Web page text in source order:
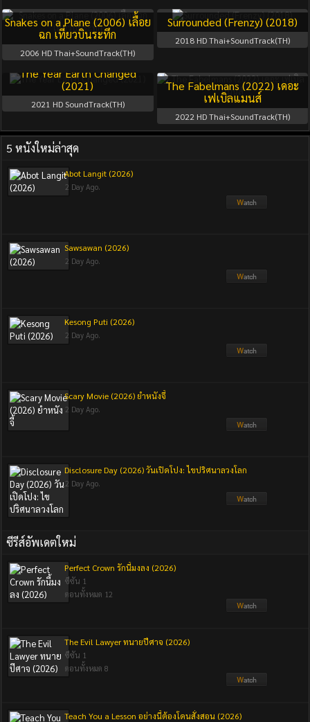
Snakes on a Plane (2006) เลื้อย
ฉก เที่ยวบินระทึก
2006 HD Thai+SoundTrack(TH)
Surrounded (Frenzy) (2018)
2018HD Thai+SoundTrack(TH)
The Year Earth Changed
(2021)
2021 HD SoundTrack(TH)
The Fabelmans (2022) เดอะ
เฟเบิลแมนส์
2022 HD Thai+SoundTrack(TH)
5 หนังใหม่ล่าสุด
Abot Langit (2026)
2 Day Ago.
Sawsawan (2026)
2 Day Ago.
Kesong Puti (2026)
2 Day Ago.
Scary Movie (2026) ยำหนังจี้
2 Day Ago.
Disclosure Day (2026) วันเปิดโปง: ไขปริศนาลวงโลก
2 Day Ago.
ซีรีส์อัพเดตใหม่
Perfect Crown รักนี้มงลง (2026)
ซีซัน 1
ตอนทั้งหมด 12
The Evil Lawyer ทนายปีศาจ (2026)
ซีซัน 1
ตอนทั้งหมด 8
Teach You a Lesson อย่างนี้ต้องโดนสั่งสอน (2026)